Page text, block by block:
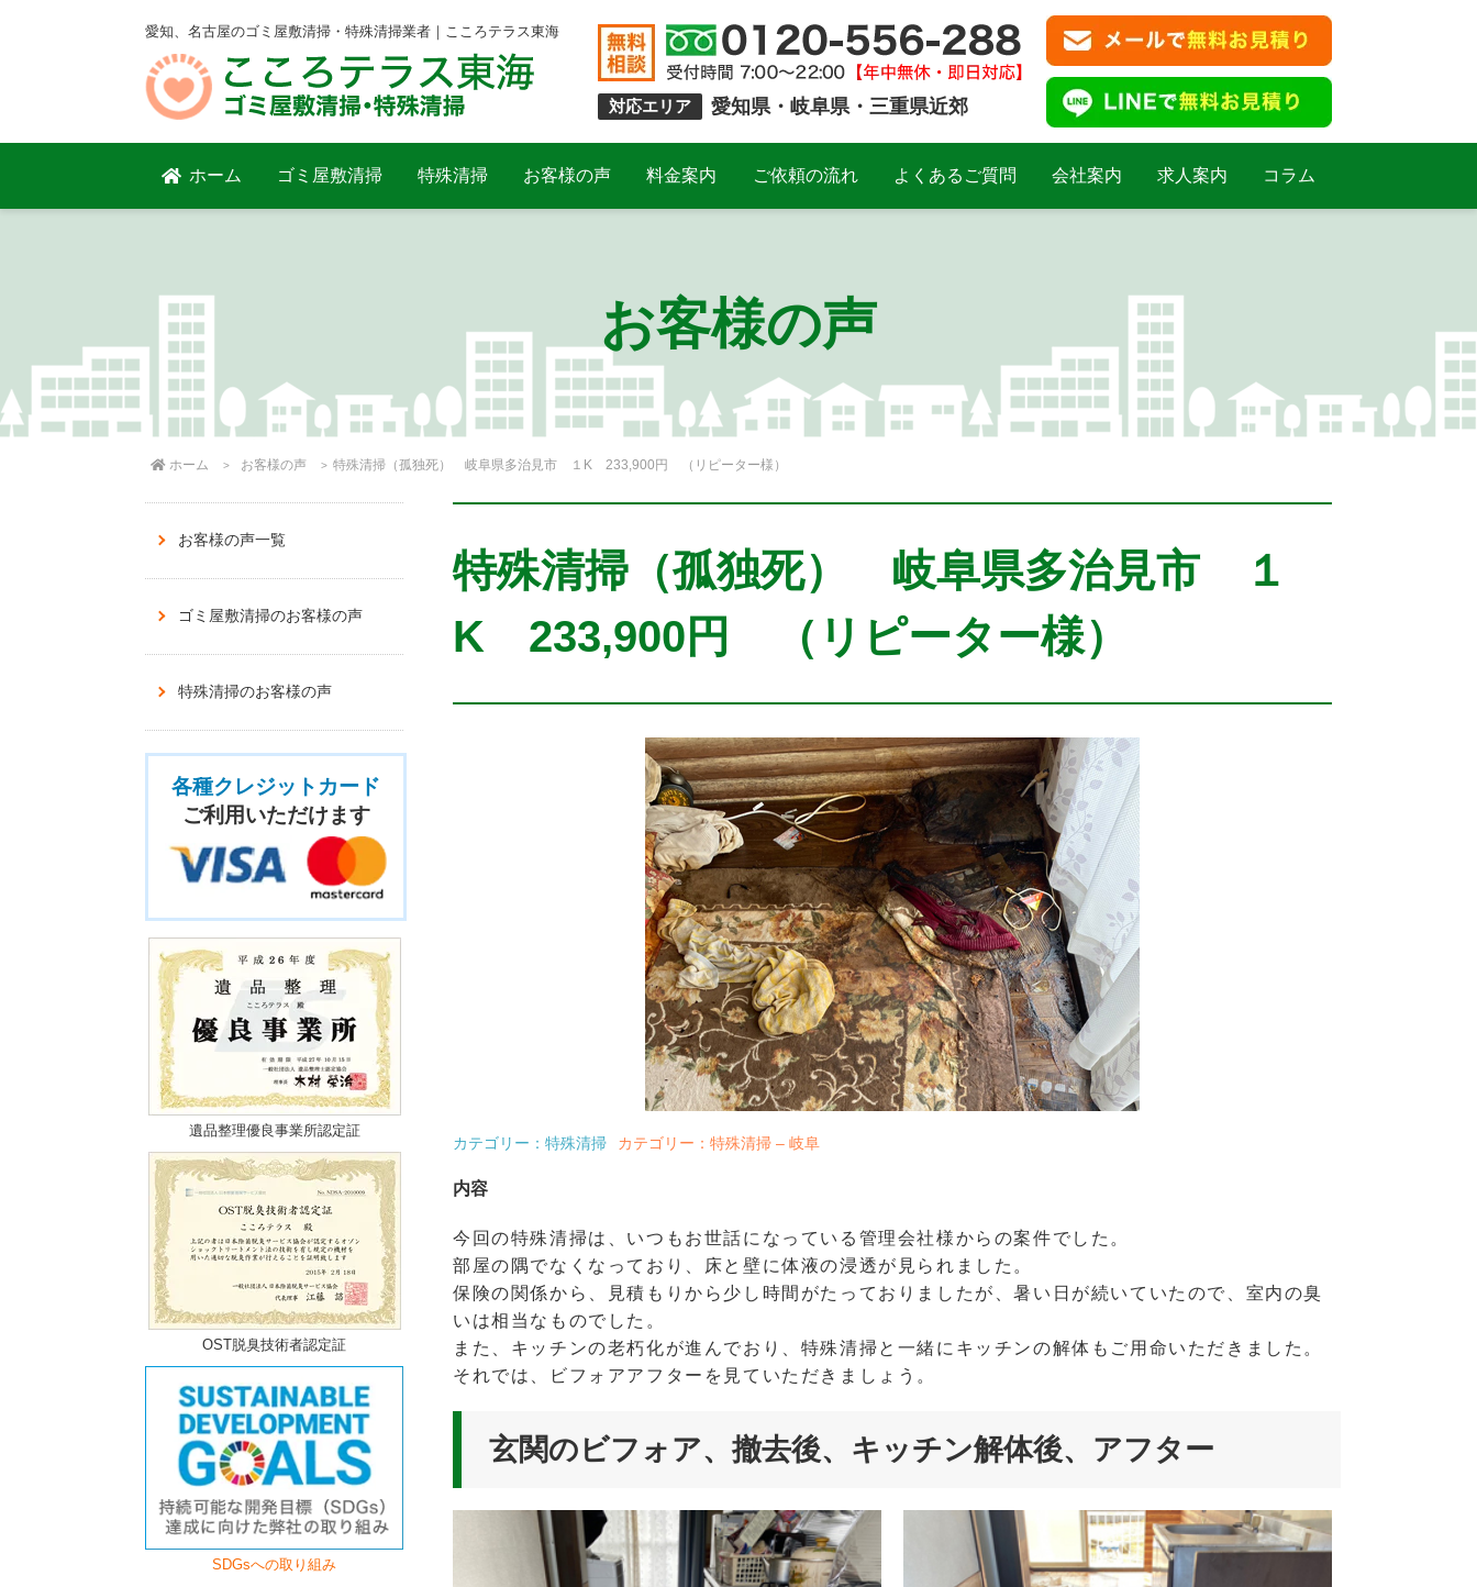
愛知、名古屋のゴミ屋敷清掃・特殊清掃業者｜こころテラス東海
対応エリア 愛知県・岐阜県・三重県近郊
ホーム ゴミ屋敷清掃 特殊清掃 お客様の声 料金案内 ご依頼の流れ よくあるご質問 会社案内 求人案内 コラム
お客様の声
ホーム お客様の声 特殊清掃（孤独死） 岐阜県多治見市 １K 233,900円 （リピーター様）
特殊清掃（孤独死） 岐阜県多治見市 １
K 233,900円 （リピーター様）
カテゴリー：特殊清掃 カテゴリー：特殊清掃 – 岐阜
内容
今回の特殊清掃は、いつもお世話になっている管理会社様からの案件でした。
部屋の隅でなくなっており、床と壁に体液の浸透が見られました。
保険の関係から、見積もりから少し時間がたっておりましたが、暑い日が続いていたので、室内の臭
いは相当なものでした。
また、キッチンの老朽化が進んでおり、特殊清掃と一緒にキッチンの解体もご用命いただきました。
それでは、ビフォアアフターを見ていただきましょう。
玄関のビフォア、撤去後、キッチン解体後、アフター
お客様の声一覧
ゴミ屋敷清掃のお客様の声
特殊清掃のお客様の声
各種クレジットカード
ご利用いただけます
遺品整理優良事業所認定証
OST脱臭技術者認定証
SDGsへの取り組み